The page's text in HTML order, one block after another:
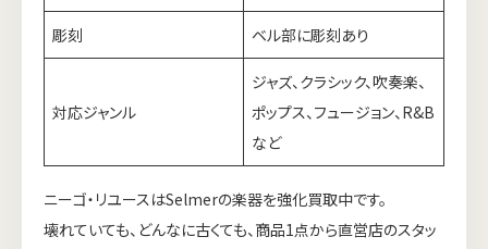
彫刻 ベル部に彫刻あり
対応ジャンル
ジャズ、クラシック、吹奏楽、
ポップス、フュージョン、R&B
など
ニーゴ・リユースはSelmerの楽器を強化買取中です。
壊れていても、どんなに古くても、商品1点から直営店のスタッ